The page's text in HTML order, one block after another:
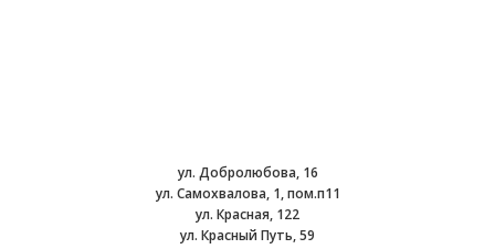
ул. Добролюбова, 16
ул. Самохвалова, 1, пом.п11
ул. Красная, 122
ул. Красный Путь, 59